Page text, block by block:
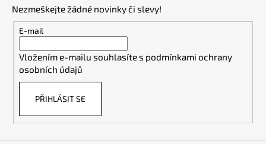
Nezmeškejte žádné novinky či slevy!
E-mail
Vložením e-mailu souhlasíte s podmínkami ochrany
osobních údajů
PŘIHLÁSIT SE